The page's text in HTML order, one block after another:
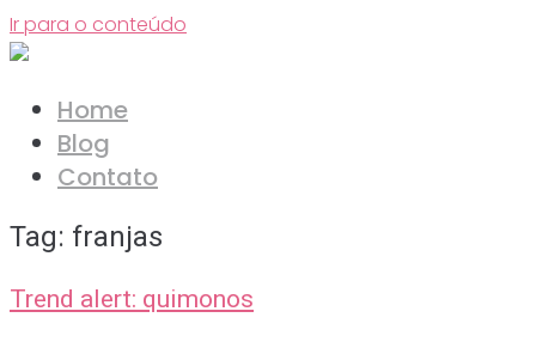
Ir para o conteúdo
Home
Blog
Contato
Tag: franjas
Trend alert: quimonos